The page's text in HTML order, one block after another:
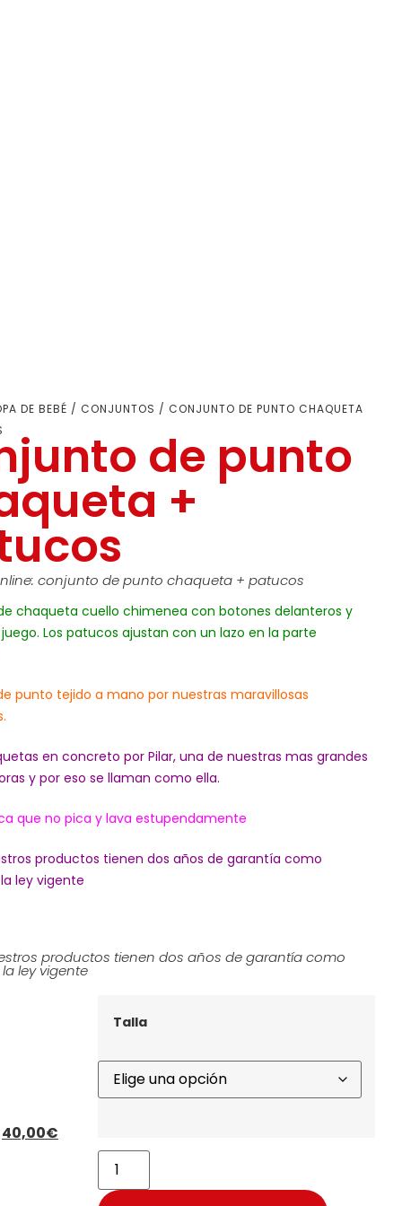
DE BEBÉ / CONJUNTOS / CONJUNTO DE PUNTO CHAQUETA
de punto
+
conjunto de punto chaqueta + patucos
chaqueta cuello chimenea con botones delanteros y
Los patucos ajustan con un lazo en la parte
punto tejido a mano por nuestras maravillosas
en concreto por Pilar, una de nuestras mas grandes
y por eso se llaman como ella.
que no pica y lava estupendamente
productos tienen dos años de garantía como
ley vigente
productos tienen dos años de garantía como
ley vigente
40,00€
Talla